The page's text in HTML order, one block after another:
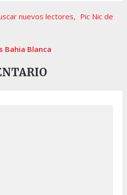
nuevos lectores, Pic Nic de
Bahia Blanca